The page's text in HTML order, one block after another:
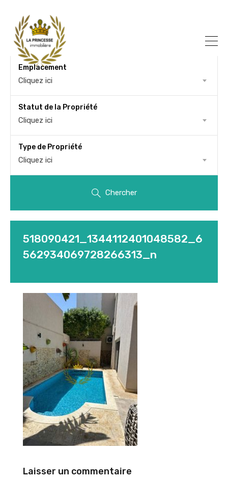
Emplacement
Cliquez ici
Statut de la Propriété
Cliquez ici
Type de Propriété
Cliquez ici
Chercher
518090421_1344112401048582_6
562934069728266313_n
Laisser un commentaire